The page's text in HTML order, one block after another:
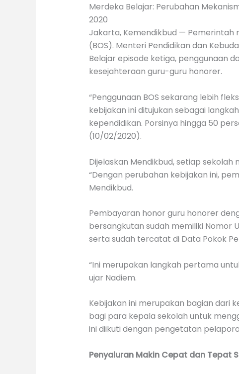
Merdeka Belajar: Perubahan
2020
Jakarta, Kemendikbud — Pemerintah
(BOS). Menteri Pendidikan dan
Belajar episode ketiga, penggunaan
kesejahteraan guru-guru honorer.
“Penggunaan BOS sekarang lebih
kebijakan ini ditujukan sebagai
kependidikan. Porsinya hingga 50
(10/02/2020).
Dijelaskan Mendikbud, setiap
“Dengan perubahan kebijakan ini,
Mendikbud.
Pembayaran honor guru honorer
bersangkutan sudah memiliki Nomor
serta sudah tercatat di Data Pokok
“Ini merupakan langkah pertama
ujar Nadiem.
Kebijakan ini merupakan bagian dari
bagi para kepala sekolah untuk
ini diikuti dengan pengetatan
Penyaluran Makin Cepat dan Tepat